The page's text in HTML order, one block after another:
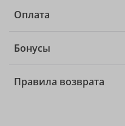
Оплата
Бонусы
Правила возврата